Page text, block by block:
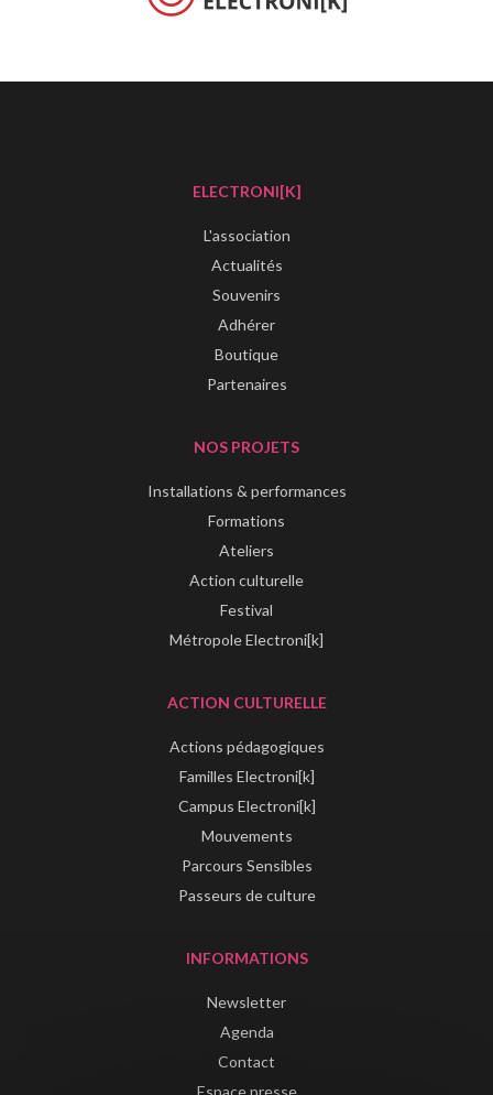
ELECTRONI[K]
L'association
Actualités
Souvenirs
Adhérer
Boutique
Partenaires
NOS PROJETS
Installations & performances
Formations
Ateliers
Action culturelle
Festival
Métropole Electroni[k]
ACTION CULTURELLE
Actions pédagogiques
Familles Electroni[k]
Campus Electroni[k]
Mouvements
Parcours Sensibles
Passeurs de culture
INFORMATIONS
Newsletter
Agenda
Contact